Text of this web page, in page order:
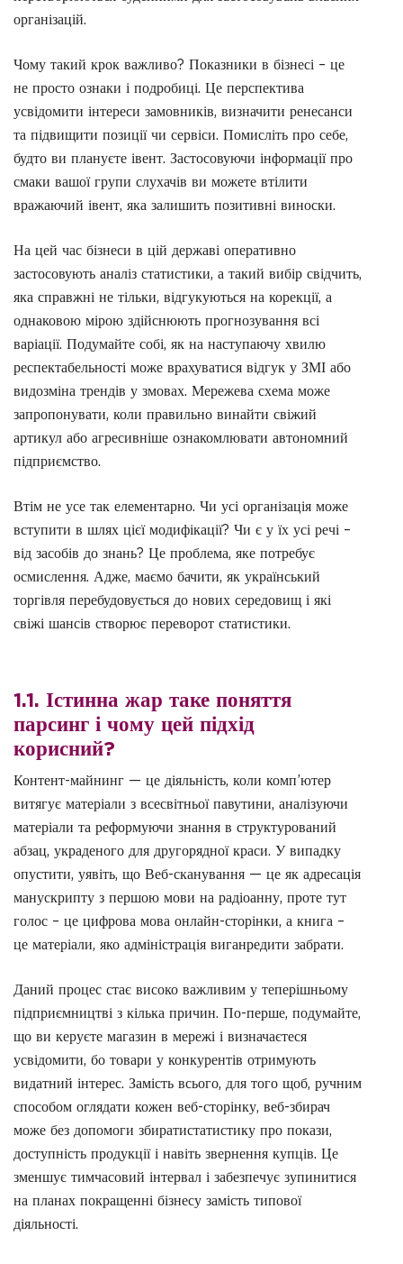
організацій.
Чому такий крок важливо? Показники в бізнесі – це
не просто ознаки і подробиці. Це перспектива
усвідомити інтереси замовників, визначити ренесанси
та підвищити позиції чи сервіси. Помисліть про себе,
будто ви плануєте івент. Застосовуючи інформації про
смаки вашої групи слухачів ви можете втілити
вражаючий івент, яка залишить позитивні виноски.
На цей час бізнеси в цій державі оперативно
застосовують аналіз статистики, а такий вибір свідчить,
яка справжні не тільки, відгукуються на корекції, а
однаковою мірою здійснюють прогнозування всі
варіації. Подумайте собі, як на наступаючу хвилю
респектабельності може врахуватися відгук у ЗМІ або
видозміна трендів у змовах. Мережева схема може
запропонувати, коли правильно винайти свіжий
артикул або агресивніше ознакомлювати автономний
підприємство.
Втім не усе так елементарно. Чи усі організація може
вступити в шлях цієї модифікації? Чи є у їх усі речі –
від засобів до знань? Це проблема, яке потребує
осмислення. Адже, маємо бачити, як український
торгівля перебудовується до нових середовищ і які
свіжі шансів створює переворот статистики.
1.1. Істинна жар таке поняття
парсинг і чому цей підхід
корисний?
Контент-майнинг — це діяльність, коли комп’ютер
витягує матеріали з всесвітньої павутини, аналізуючи
матеріали та реформуючи знання в структурований
абзац, украденого для другорядної краси. У випадку
опустити, уявіть, що Веб-сканування — це як адресація
манускрипту з першою мови на радіоанну, проте тут
голос – це цифрова мова онлайн-сторінки, а книга –
це матеріали, яко адміністрація виганредити забрати.
Даний процес стає високо важливим у теперішньому
підприємництві з кілька причин. По-перше, подумайте,
що ви керуєте магазин в мережі і визначаєтеся
усвідомити, бо товари у конкурентів отримують
видатний інтерес. Замість всього, для того щоб, ручним
способом оглядати кожен веб-сторінку, веб-збирач
може без допомоги збиратистатистику про покази,
доступність продукції і навіть звернення купців. Це
зменшує тимчасовий інтервал і забезпечує зупинитися
на планах покращенні бізнесу замість типової
діяльності.